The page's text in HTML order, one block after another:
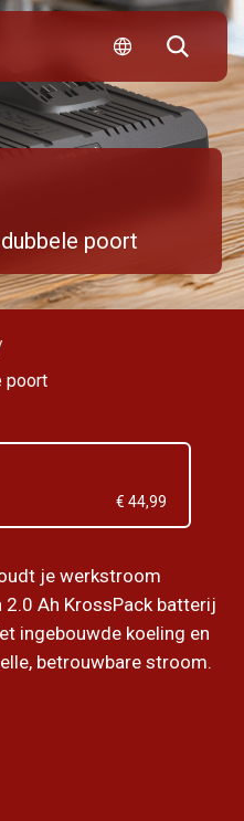
poort
poort
€ 44,99
je werkstroom
Ah KrossPack batterij
ingebouwde koeling en
betrouwbare stroom.